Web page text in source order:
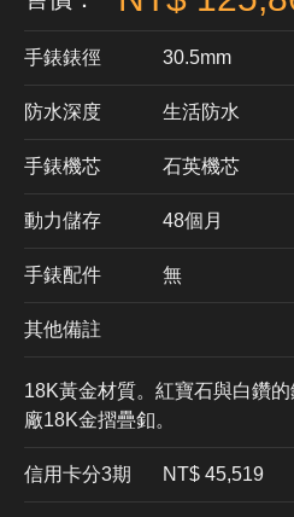
手錶錶徑 30.5mm
防水深度 生活防水
手錶機芯 ​石英機芯
動力儲存 48個月
手錶配件 無
其他備註
18K黃金材質。紅寶石與白鑽
廠18K金摺疊釦。
信用卡分3期 ​NT$ 45,519